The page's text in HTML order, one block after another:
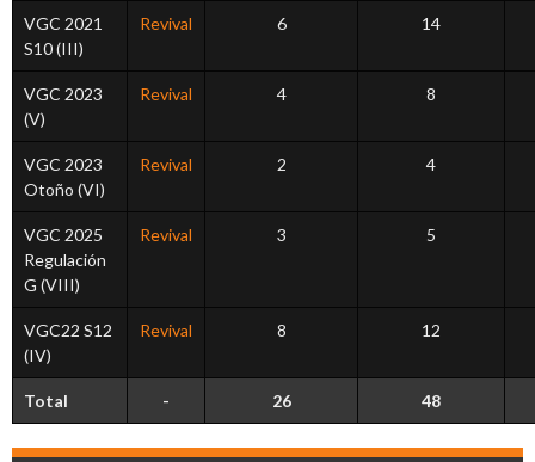
VGC 2021
S10 (III)
Revival 6 14
VGC 2023
(V)
Revival 4 8
VGC 2023
Otoño (VI)
Revival 2 4
VGC 2025
Regulación
G (VIII)
Revival 3 5
VGC22 S12
(IV)
Revival 8 12
Total - 26 48